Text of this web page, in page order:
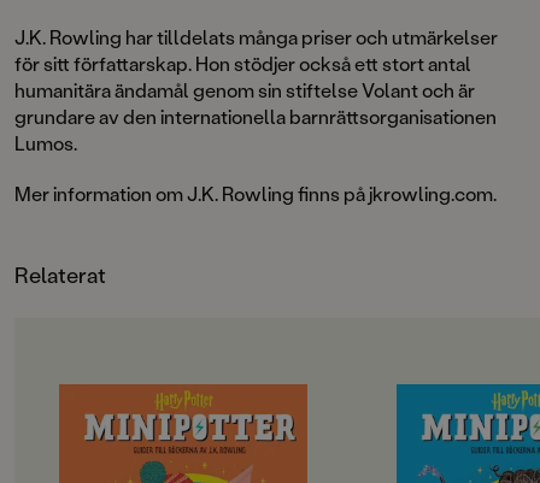
J.K. Rowling har tilldelats många priser och utmärkelser
för sitt författarskap. Hon stödjer också ett stort antal
humanitära ändamål genom sin stiftelse Volant och är
grundare av den internationella barnrättsorganisationen
Lumos.
Mer information om J.K. Rowling finns på jkrowling.com.
Relaterat
OM BOKEN
En rolig, informativ guide till
Harry Potter-världen med alla sina
oförglömliga karaktärer och platser.
OM BOKEN
En rolig,
Harry Potter-
oförglömliga